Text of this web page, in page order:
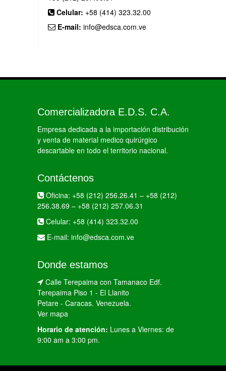
Celular: +58 (414) 323.32.00
E-mail: info@edsca.com.ve
Comercializadora E.D.S. C.A.
Empresa dedicada a la importación distribución
y venta de material medico quirúrgico
descartable en todo el territorio nacional.
Contáctenos
Oficina: +58 (212) 256.26.41 – +58 (212)
256.38.69 – +58 (212) 257.06.31
Celular: +58 (414) 323.32.00
E-mail: info@edsca.com.ve
Donde estamos
Calle Terepaima con Tamanaco Edf.
Terepaima Piso 1 - El Llanito
Petare - Caracas. Venezuela.
Ver mapa
Horario de atención: Lunes a Viernes: de
9:00 am a 3:00 pm.